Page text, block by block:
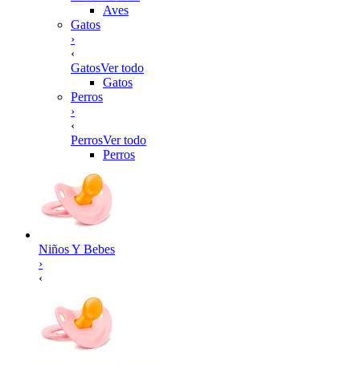
Aves
Gatos
›
‹
GatosVer todo
Gatos
Perros
›
‹
PerrosVer todo
Perros
Niños Y Bebes
›
‹